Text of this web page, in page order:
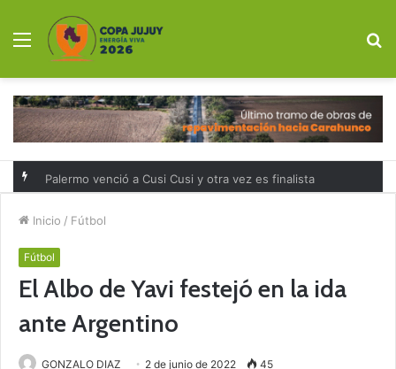
Menú
Palermo venció a Cusi Cusi y otra vez es finalista
Inicio / Fútbol
Fútbol
El Albo de Yavi festejó en la ida
ante Argentino
GONZALO DIAZ 2 de junio de 2022 45